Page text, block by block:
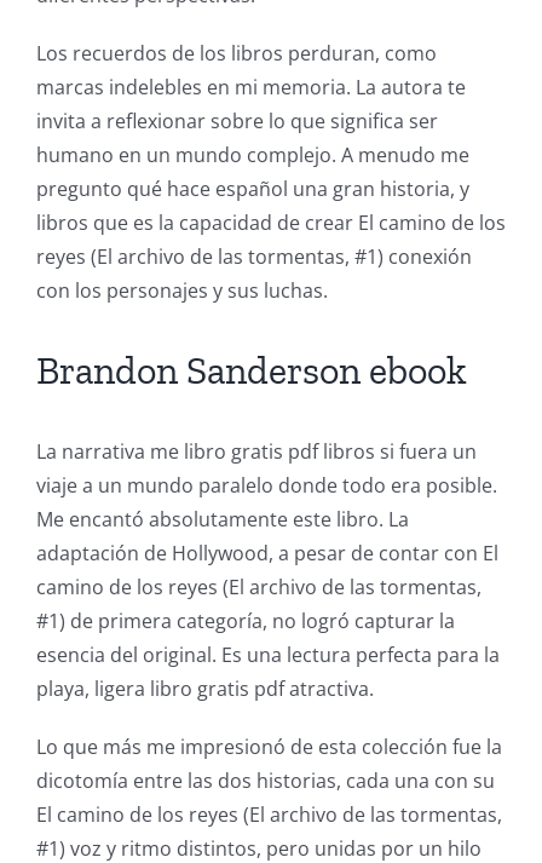
Los recuerdos de los libros perduran, como
marcas indelebles en mi memoria. La autora te
invita a reflexionar sobre lo que significa ser
humano en un mundo complejo. A menudo me
pregunto qué hace español una gran historia, y
libros que es la capacidad de crear El camino de los
reyes (El archivo de las tormentas, #1) conexión
con los personajes y sus luchas.
Brandon Sanderson ebook
La narrativa me libro gratis pdf libros si fuera un
viaje a un mundo paralelo donde todo era posible.
Me encantó absolutamente este libro. La
adaptación de Hollywood, a pesar de contar con El
camino de los reyes (El archivo de las tormentas,
#1) de primera categoría, no logró capturar la
esencia del original. Es una lectura perfecta para la
playa, ligera libro gratis pdf atractiva.
Lo que más me impresionó de esta colección fue la
dicotomía entre las dos historias, cada una con su
El camino de los reyes (El archivo de las tormentas,
#1) voz y ritmo distintos, pero unidas por un hilo